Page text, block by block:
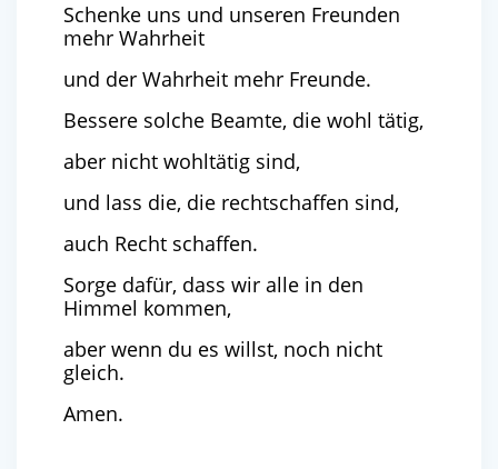
Schenke uns und unseren Freunden
mehr Wahrheit
und der Wahrheit mehr Freunde.
Bessere solche Beamte, die wohl tätig,
aber nicht wohltätig sind,
und lass die, die rechtschaffen sind,
auch Recht schaffen.
Sorge dafür, dass wir alle in den
Himmel kommen,
aber wenn du es willst, noch nicht
gleich.
Amen.